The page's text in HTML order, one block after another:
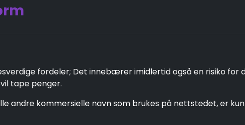
fordeler; Det innebærer imidlertid også en risiko
tape penger.
andre kommersielle navn som brukes på nettstedet, er